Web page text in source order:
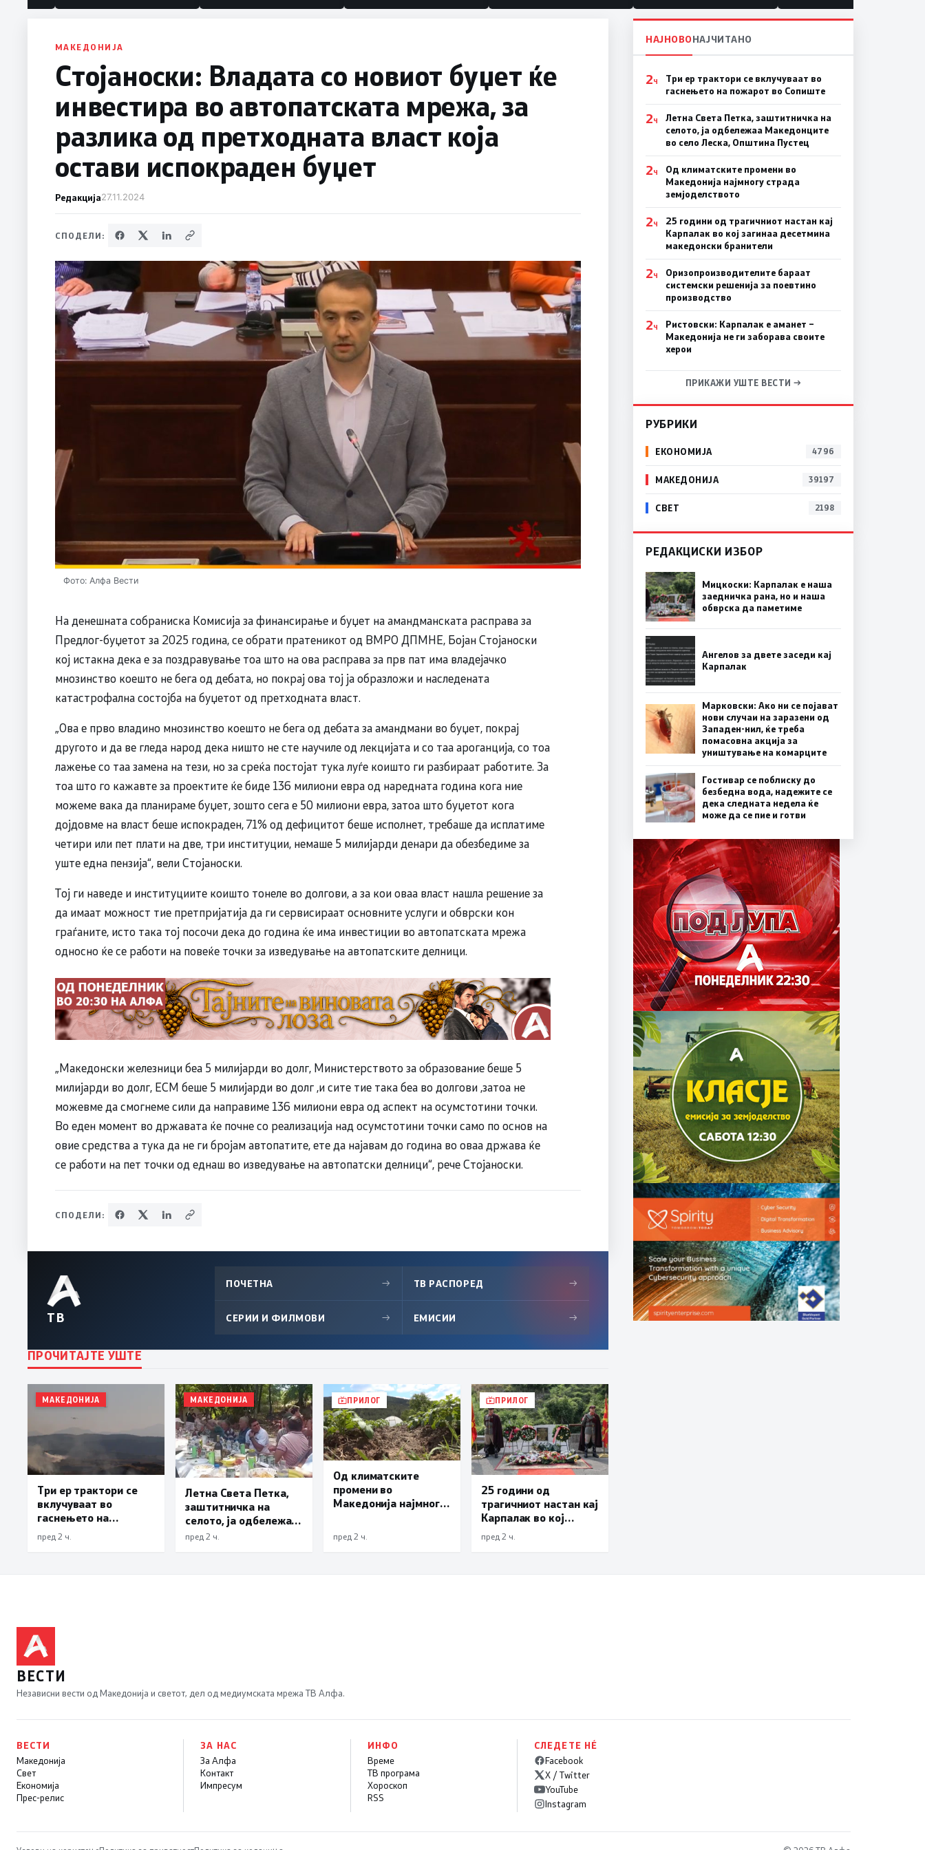
МАКЕДОНИЈА
Стојаноски: Владата со новиот буџет ќе
инвестира во автопатската мрежа, за
разлика од претходната власт која
остави испокраден буџет
Редакција27.11.2024
СПОДЕЛИ:
Фото: Алфа Вести
На денешната собраниска Kомисија за финансирање и буџет на амандманската расправа за
Предлог-буџетот за 2025 година, се обрати пратеникот од ВМРО ДПМНЕ, Бојан Стојаноски
кој истакна дека е за поздравување тоа што на ова расправа за прв пат има владејачко
мнозинство коешто не бега од дебата, но покрај ова тој ја образложи и наследената
катастрофална состојба на буџетот од претходната власт.
„Ова е прво владино мнозинство коешто не бега од дебата за амандмани во буџет, покрај
другото и да ве гледа народ дека ништо не сте научиле од лекцијата и со таа ароганција, со тоа
лажење со таа замена на тези, но за среќа постојат тука луѓе коишто ги разбираат работите. За
тоа што го кажавте за проектите ќе биде 136 милиони евра од наредната година кога ние
можеме вака да планираме буџет, зошто сега е 50 милиони евра, затоа што буџетот кога
дојдовме на власт беше испокраден, 71% од дефицитот беше исполнет, требаше да исплатиме
четири или пет плати на две, три институции, немаше 5 милијарди денари да обезбедиме за
уште една пензија“, вели Стојаноски.
Тој ги наведе и институциите коишто тонеле во долгови, а за кои оваа власт нашла решение за
да имаат можност тие претпријатија да ги сервисираат основните услуги и обврски кон
граѓаните, исто така тој посочи дека до година ќе има инвестиции во автопатската мрежа
односно ќе се работи на повеќе точки за изведување на автопатските делници.
„Македонски железници беа 5 милијарди во долг, Министерството за образование беше 5
милијарди во долг, ЕСМ беше 5 милијарди во долг ,и сите тие така беа во долгови ,затоа не
можевме да смогнеме сили да направиме 136 милиони евра од аспект на осумстотини точки.
Во еден момент во државата ќе почне со реализација над осумстотини точки само по основ на
овие средства а тука да не ги бројам автопатите, ете да најавам до година во оваа држава ќе
се работи на пет точки од еднаш во изведување на автопатски делници“, рече Стојаноски.
СПОДЕЛИ:
ТВ
ПОЧЕТНА → ТВ РАСПОРЕД →
СЕРИИ И ФИЛМОВИ → ЕМИСИИ →
ПРОЧИТАЈТЕ УШТЕ
МАКЕДОНИЈА
Три ер трактори се
вклучуваат во
гаснењето на
пожарот во Сопиште
пред 2 ч.
МАКЕДОНИЈА
Летна Света Петка,
заштитничка на
селото, ја одбележаа
Македонците во село
пред 2 ч.
ПРИЛОГ
Од климатските
промени во
Македонија најмногу
земјоделството
пред 2 ч.
ПРИЛОГ
25 години од
трагичниот настан кај
Карпалак во кој
загинаа десетмина
македонски
пред 2 ч.
НАЈНОВОНАЈЧИТАНО
2Ч
Три ер трактори се вклучуваат во
гаснењето на пожарот во Сопиште
2Ч
Летна Света Петка, заштитничка на
селото, ја одбележаа Македонците
во село Леска, Општина Пустец
2Ч
Од климатските промени во
Македонија најмногу страда
земјоделството
2Ч
25 години од трагичниот настан кај
Карпалак во кој загинаа десетмина
македонски бранители
2Ч
Оризопроизводителите бараат
системски решенија за поевтино
производство
2Ч
Ристовски: Карпалак е аманет –
Македонија не ги заборава своите
херои
ПРИКАЖИ УШТЕ ВЕСТИ →
РУБРИКИ
ЕКОНОМИЈА 4796
МАКЕДОНИЈА 39197
СВЕТ 2198
РЕДАКЦИСКИ ИЗБОР
Мицкоски: Карпалак е наша
заедничка рана, но и наша
обврска да паметиме
Ангелов за двете заседи кај
Карпалак
Марковски: Ако ни се појават
нови случаи на заразени од
Западен-нил, ќе треба
помасовна акција за
уништување на комарците
Гостивар се поблиску до
безбедна вода, надежите се
дека следната недела ќе
може да се пие и готви
ВЕСТИ
Независни вести од Македонија и светот, дел од медиумската мрежа ТВ Алфа.
ВЕСТИ
Македонија
Свет
Економија
Прес-релис
ЗА НАС
За Алфа
Контакт
Импресум
ИНФО
Време
ТВ програма
Хороскоп
RSS
СЛЕДЕТЕ НÉ
Facebook
X / Twitter
YouTube
Instagram